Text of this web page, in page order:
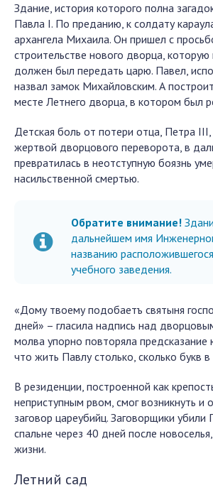
Здание, история которого полна
Павла I. По преданию, к солдату
архангела Михаила. Он пришел с
строительстве нового дворца, которую
должен был передать царю. Павел,
назвал замок Михайловским. А
месте Летнего дворца, в котором был
Детская боль от потери отца, Петра III,
жертвой дворцового переворота, в
превратилась в неотступную боязнь
насильственной смертью.
Обратите внимание!
дальнейшем имя
названию
учебного заведения.
«Дому твоему подобаетъ святыня
дней» – гласила надпись над
молва упорно повторяла
что жить Павлу столько, сколько букв
В резиденции, построенной как
неприступным рвом, смог возникнуть и
заговор цареубийц. Заговорщики убили
спальне через 40 дней после
жизни.
Летний сад